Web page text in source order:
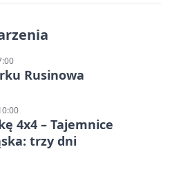
Rusinowa
4x4 – Tajemnice
trzy dni